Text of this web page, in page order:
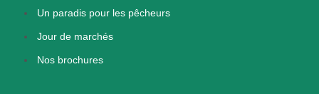
Un paradis pour les pêcheurs
Jour de marchés
Nos brochures